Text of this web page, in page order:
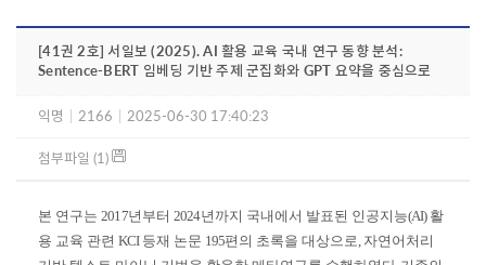
[41권 2호] 서일보 (2025). AI 활용 교육 국내 연구 동향 분석:
Sentence-BERT 임베딩 기반 주제 군집화와 GPT 요약을 중심으로
익명 2166 2025-06-30 17:40:23
첨부파일 (1)
본 연구는 2017년부터 2024년까지 국내에서 발표된 인공지능(AI) 활
용 교육 관련 KCI 등재 논문 195편의 초록을 대상으로, 자연어처리